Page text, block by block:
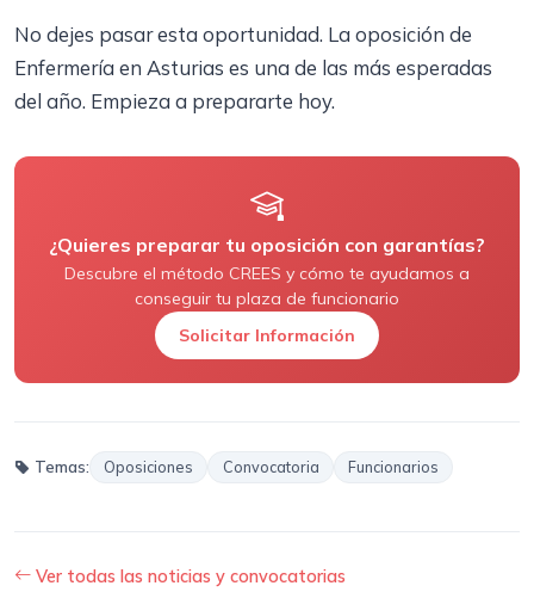
No dejes pasar esta oportunidad. La oposición de
Enfermería en Asturias es una de las más esperadas
del año. Empieza a prepararte hoy.
¿Quieres preparar tu oposición con garantías?
Descubre el método CREES y cómo te ayudamos a
conseguir tu plaza de funcionario
Solicitar Información
Temas: Oposiciones Convocatoria Funcionarios
Ver todas las noticias y convocatorias